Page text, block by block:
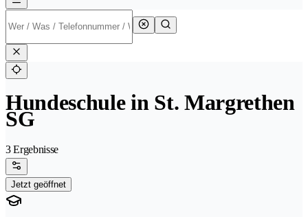
Hundeschule in St. Margrethen
SG
3 Ergebnisse
Jetzt geöffnet